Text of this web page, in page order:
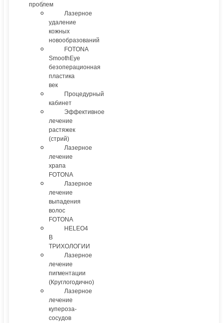
проблем
Лазерное
удаление
кожных
новообразований
FOTONA
SmoothEye
безоперационная
пластика
век
Процедурный
кабинет
Эффективное
лечение
растяжек
(стрий)
Лазерное
лечение
храпа
FOTONA
Лазерное
лечение
выпадения
волос
FOTONA
HELEO4
В
ТРИХОЛОГИИ
Лазерное
лечение
пигментации
(Круглогодично)
Лазерное
лечение
купероза-
сосудов